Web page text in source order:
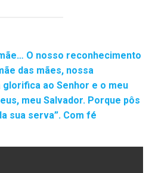
O nosso reconhecimento
das mães, nossa
glorifica ao Senhor e o meu
meu Salvador. Porque pôs
sua serva”. Com fé